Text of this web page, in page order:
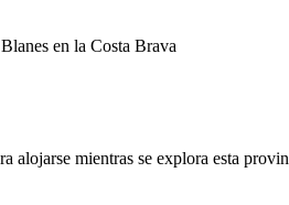
alojarse mientras se explora esta